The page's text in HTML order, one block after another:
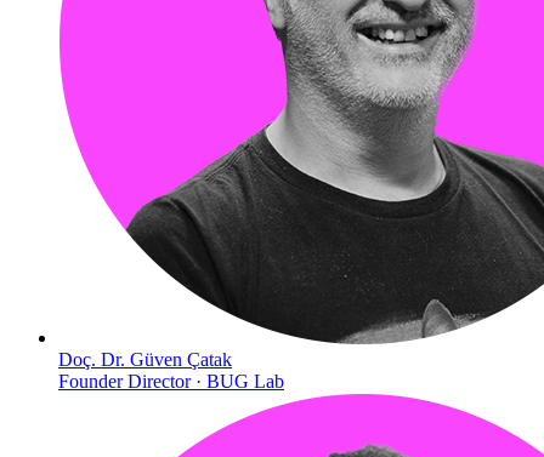
Doç. Dr. Güven Çatak
Founder Director · BUG Lab